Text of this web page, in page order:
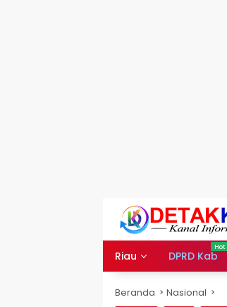
Riau DPRD Kab
Beranda Nasional